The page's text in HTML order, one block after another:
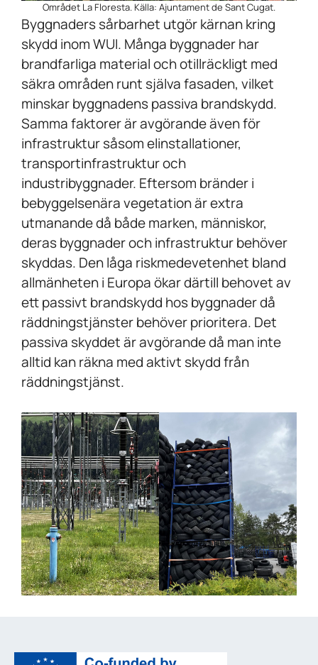
Området La Floresta. Källa: Ajuntament de Sant Cugat.
Byggnaders sårbarhet utgör kärnan kring
skydd inom WUI. Många byggnader har
brandfarliga material och otillräckligt med
säkra områden runt själva fasaden, vilket
minskar byggnadens passiva brandskydd.
Samma faktorer är avgörande även för
infrastruktur såsom elinstallationer,
transportinfrastruktur och
industribyggnader. Eftersom bränder i
bebyggelsenära vegetation är extra
utmanande då både marken, människor,
deras byggnader och infrastruktur behöver
skyddas. Den låga riskmedevetenhet bland
allmänheten i Europa ökar därtill behovet av
ett passivt brandskydd hos byggnader då
räddningstjänster behöver prioritera. Det
passiva skyddet är avgörande då man inte
alltid kan räkna med aktivt skydd från
räddningstjänst.